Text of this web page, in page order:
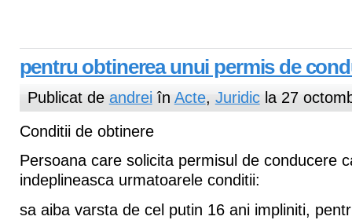
pentru obtinerea unui permis de
Publicat de andreiîn Acte, Juridicla 27
Conditii de obtinere
Persoana care solicita permisul de conducere
indeplineasca urmatoarele conditii:
sa aiba varsta de cel putin 16 ani impliniti,